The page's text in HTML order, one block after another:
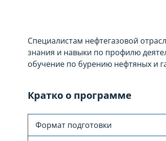
Специалистам нефтегазовой
знания и навыки по профилю
обучение по бурению нефтяных и
Кратко о программе
Формат подготовки